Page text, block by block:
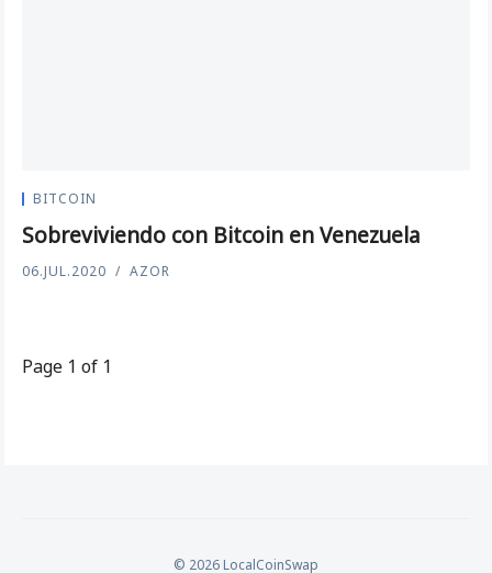
BITCOIN
Sobreviviendo con Bitcoin en Venezuela
06.JUL.2020 AZOR
Page 1 of 1
© 2026 LocalCoinSwap